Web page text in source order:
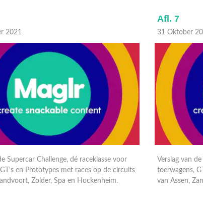
2021
Supercar Challenge, dé raceklasse voor
en Prototypes met races op de circuits
Zolder, Spa en Hockenheim.
Afl. 7
31 Oktober
Verslag van
toerwagens,
van Assen,